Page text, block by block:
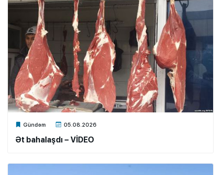
Gündəm 05.08.2026
Xalq.Online
Ət bahalaşdı – VİDEO